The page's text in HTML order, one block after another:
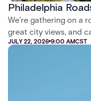
Philadelphia
We're gathering on a
great city views, and
security is headed.
JULY 22, 2026 9:00 AMCST